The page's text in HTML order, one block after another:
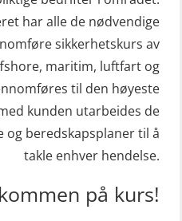
og
plattformsjefer
repetisjon
repetisjon
grunnkurs
Livbåtfører
8 t – konvensjonell
Mann-Over-Bord
t m/mørkekjøring
for
har alle de nødvendige
sikkerhetskurs av
maritim, luftfart og
til den høyeste
kunden utarbeides de
og beredskapsplaner til å
takle enhver hendelse.
på kurs!